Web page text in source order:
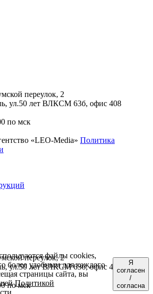
переулок, 2
ул.50 лет ВЛКСМ 63б, офис 408
по мск
«LEO-Media» Политика
переулок, 2
ул.50 лет ВЛКСМ 63б, офис 408
по мск
файлы cookies,
более удобным для каждого
страницы сайта, вы
Политикой
Я
согласен
/
согласна